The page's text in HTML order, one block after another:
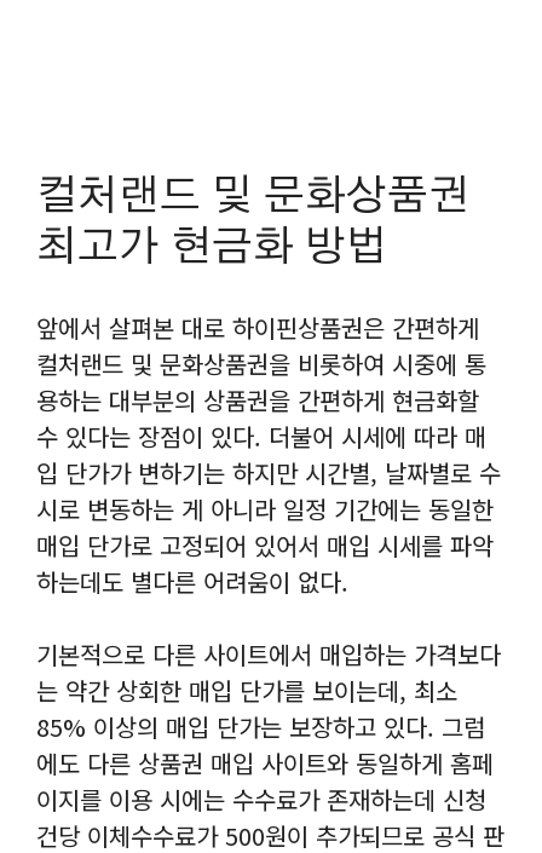
컬처랜드 및 문화상품권
최고가 현금화 방법
앞에서 살펴본 대로 하이핀상품권은 간편하게
컬처랜드 및 문화상품권을 비롯하여 시중에 통
용하는 대부분의 상품권을 간편하게 현금화할
수 있다는 장점이 있다. 더불어 시세에 따라 매
입 단가가 변하기는 하지만 시간별, 날짜별로 수
시로 변동하는 게 아니라 일정 기간에는 동일한
매입 단가로 고정되어 있어서 매입 시세를 파악
하는데도 별다른 어려움이 없다.
기본적으로 다른 사이트에서 매입하는 가격보다
는 약간 상회한 매입 단가를 보이는데, 최소
85% 이상의 매입 단가는 보장하고 있다. 그럼
에도 다른 상품권 매입 사이트와 동일하게 홈페
이지를 이용 시에는 수수료가 존재하는데 신청
건당 이체수수료가 500원이 추가되므로 공식 판